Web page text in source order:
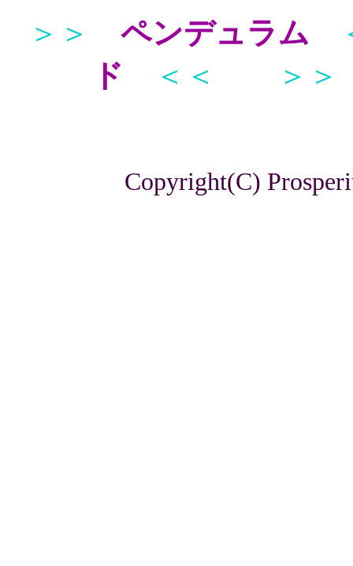
＞＞ ペンデュラム
ド
＜＜ ＞＞
Copyright(C)